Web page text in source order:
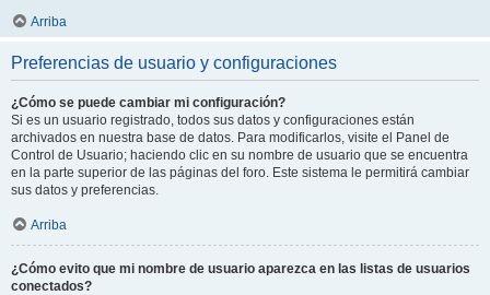
Arriba
Preferencias de usuario y configuraciones
¿Cómo se puede cambiar mi configuración?
Si es un usuario registrado, todos sus datos y configuraciones están
archivados en nuestra base de datos. Para modificarlos, visite el Panel de
Control de Usuario; haciendo clic en su nombre de usuario que se encuentra
en la parte superior de las páginas del foro. Este sistema le permitirá cambiar
sus datos y preferencias.
Arriba
¿Cómo evito que mi nombre de usuario aparezca en las listas de usuarios
conectados?